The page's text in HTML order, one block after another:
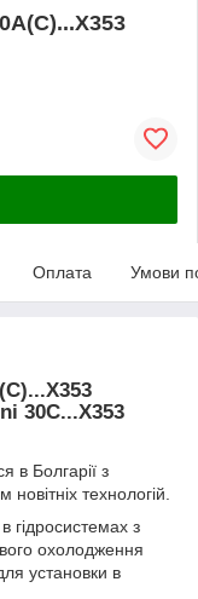
Оплата Умови
30C...X353
в Болгарії з
технологій.
гідросистемах з
охолодження
установки в